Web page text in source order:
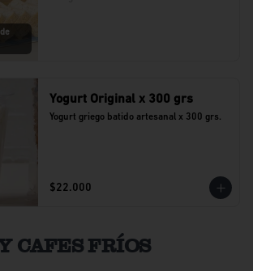
Yogurt Original x 300 grs
Yogurt griego batido artesanal x 300 grs.
$22.000
CAFES FRÍOS